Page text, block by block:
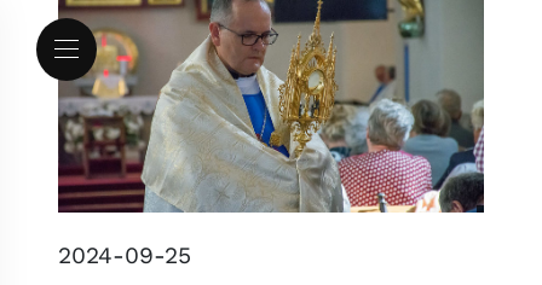
Przejdź do menu
Przejdź do treści
Mapa serwisu
2024-09-25